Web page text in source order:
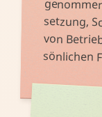
sönlichen